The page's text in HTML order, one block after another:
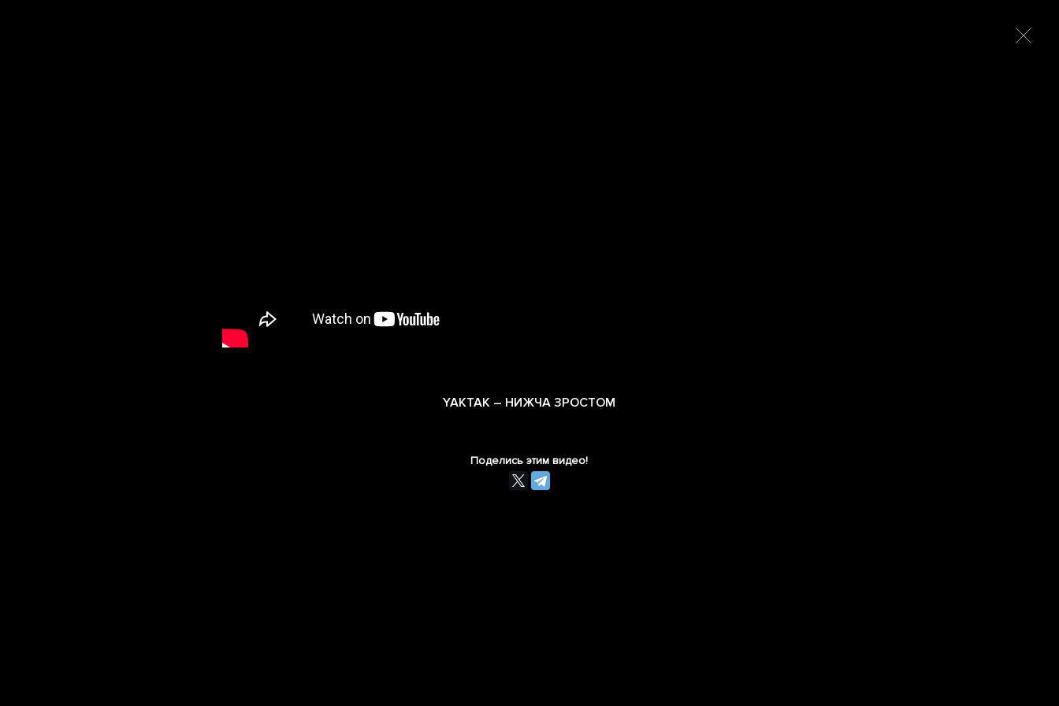
YAKTAK – НИЖЧА ЗРОСТОМ
Поделись этим видео!